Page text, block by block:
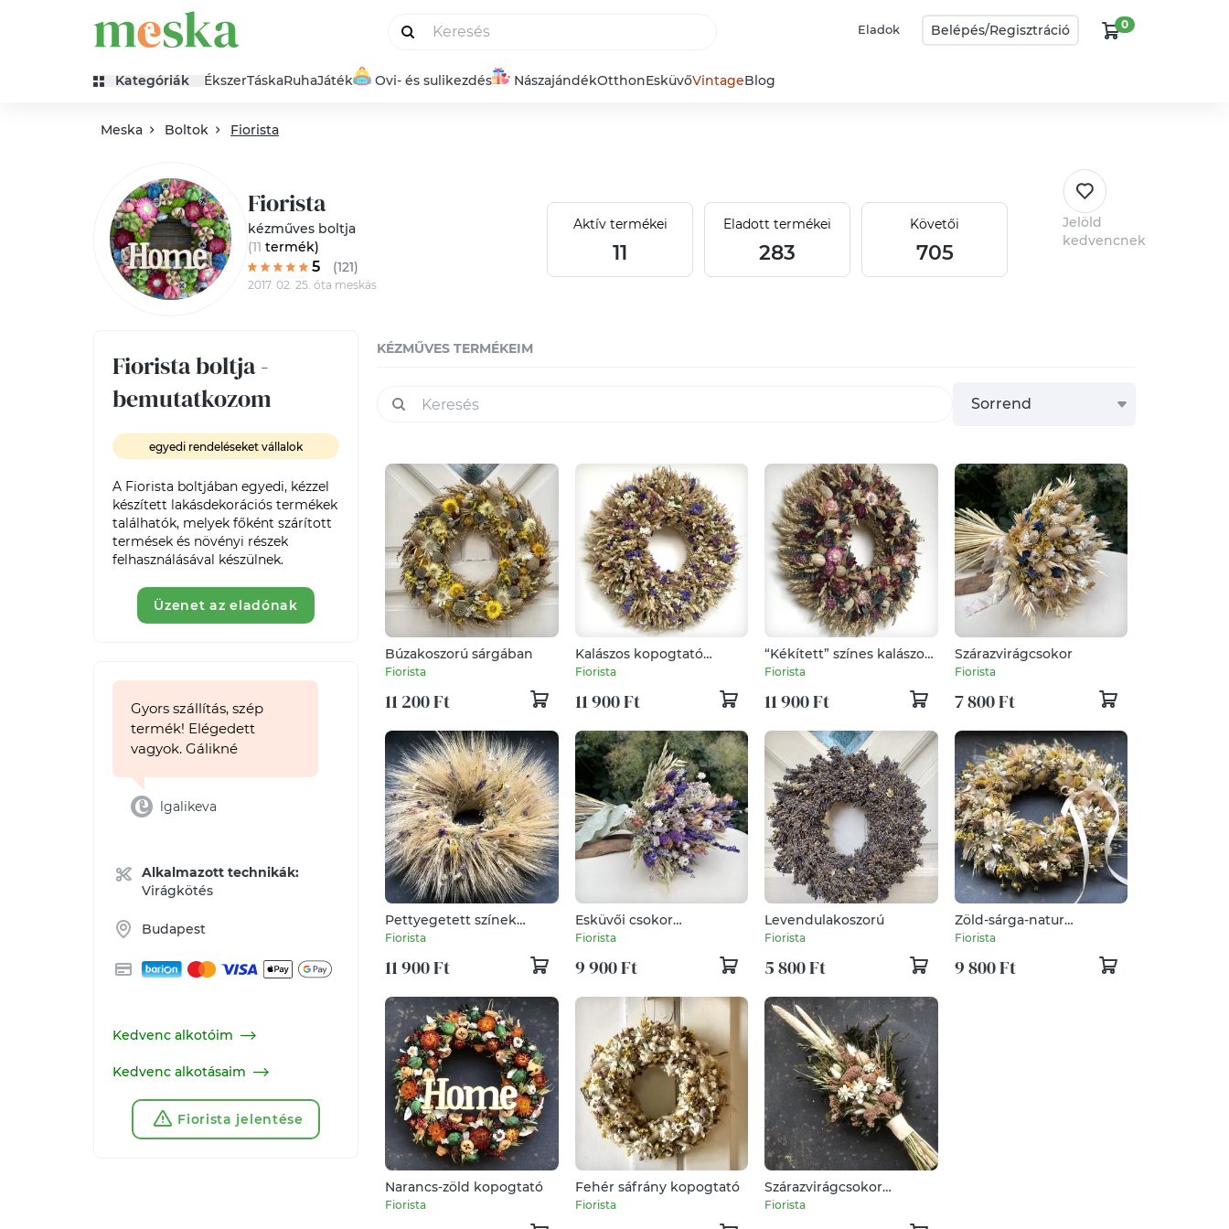
Eladok Belépés/Regisztráció 0
Kategóriák ÉkszerTáskaRuhaJáték Ovi- és sulikezdés NászajándékOtthonEsküvőVintageBlog
Meska Boltok Fiorista
Fiorista
kézműves boltja
(11 termék)
5 (121)
2017. 02. 25. óta meskás
Aktív termékei
11
Eladott termékei
283
Követői
705
Jelöld
kedvencnek
Fiorista boltja -
bemutatkozom
egyedi rendeléseket vállalok
A Fiorista boltjában egyedi, kézzel
készített lakásdekorációs termékek
találhatók, melyek főként szárított
termések és növényi részek
felhasználásával készülnek.
Üzenet az eladónak
Gyors szállítás, szép
termék! Elégedett
vagyok. Gálikné
lgalikeva
Alkalmazott technikák:
Virágkötés
Budapest
Kedvenc alkotóim
Kedvenc alkotásaim
Fiorista jelentése
KÉZMŰVES TERMÉKEIM
Sorrend
Búzakoszorú sárgában
Fiorista
11 200 Ft
Kalászos kopogtató
Limoniummal színezve
Fiorista
11 900 Ft
“Kékített” színes kalászos
kopogtató
Fiorista
11 900 Ft
Szárazvirágcsokor
Fiorista
7 800 Ft
Pettyegetett színek
kalászos kopogtató
Fiorista
11 900 Ft
Esküvői csokor
szárazvirágokból
Fiorista
9 900 Ft
Levendulakoszorú
Fiorista
5 800 Ft
Zöld-sárga-natur
kopogtató
Fiorista
9 800 Ft
Narancs-zöld kopogtató
Fiorista
Fehér sáfrány kopogtató
Fiorista
Szárazvirágcsokor
sáfránnyal
Fiorista